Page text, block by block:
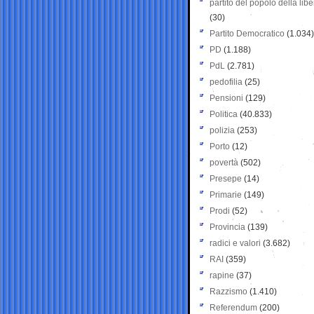
partito del popolo della
(30)
Partito Democratico (1.034)
PD (1.188)
PdL (2.781)
pedofilia (25)
Pensioni (129)
Politica (40.833)
polizia (253)
Porto (12)
povertà (502)
Presepe (14)
Primarie (149)
Prodi (52)
Provincia (139)
radici e valori (3.682)
RAI (359)
rapine (37)
Razzismo (1.410)
Referendum (200)